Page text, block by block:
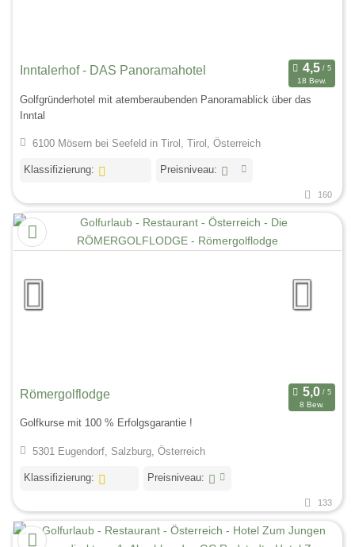
Inntalerhof - DAS Panoramahotel
18 Bew.
Golfgründerhotel mit atemberaubenden Panoramablick über das
Inntal
6100 Mösern bei Seefeld in Tirol, Tirol, Österreich
Klassifizierung: Preisniveau:
160
Römergolflodge
8 Bew.
Golfkurse mit 100 % Erfolgsgarantie !
5301 Eugendorf, Salzburg, Österreich
Klassifizierung: Preisniveau:
133